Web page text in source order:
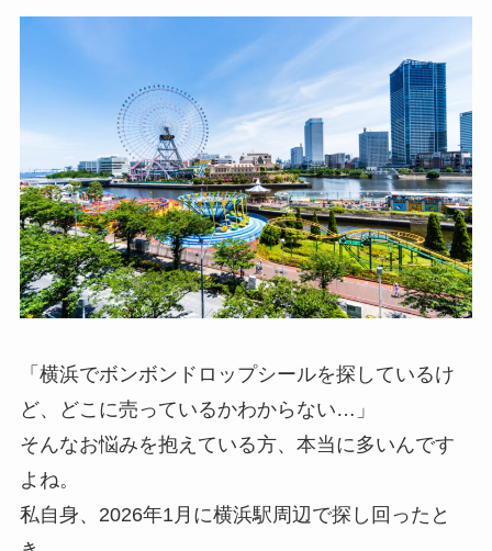
「横浜でボンボンドロップシールを探しているけ
ど、どこに売っているかわからない…」
そんなお悩みを抱えている方、本当に多いんです
よね。
私自身、2026年1月に横浜駅周辺で探し回ったと